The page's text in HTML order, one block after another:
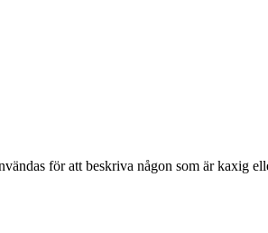
för att beskriva någon som är kaxig